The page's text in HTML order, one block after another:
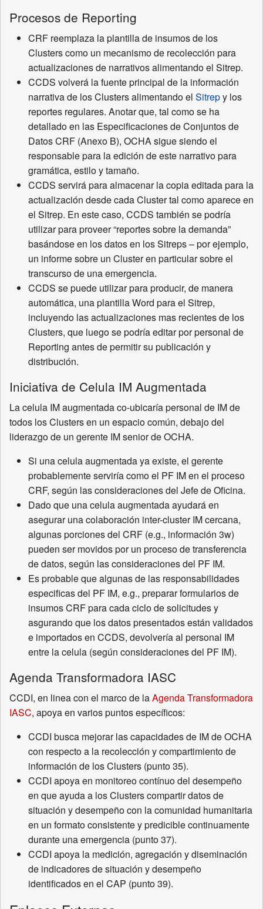
Procesos de Reporting
CRF reemplaza la plantilla de insumos de los
Clusters como un mecanismo de recolección para
actualizaciones de narrativos alimentando el Sitrep.
CCDS volverá la fuente principal de la información
narrativa de los Clusters alimentando el Sitrepy los
reportes regulares. Anotar que, tal como se ha
detallado en las Especificaciones de Conjuntos de
Datos CRF (Anexo B), OCHA sigue siendo el
responsable para la edición de este narrativo para
gramática, estilo y tamaño.
CCDS servirá para almacenar la copia editada para la
actualización desde cada Cluster tal como aparece en
el Sitrep. En este caso, CCDS también se podría
utilizar para proveer “reportes sobre la demanda”
basándose en los datos en los Sitreps – por ejemplo,
un informe sobre un Cluster en particular sobre el
transcurso de una emergencia.
CCDS se puede utilizar para producir, de manera
automática, una plantilla Word para el Sitrep,
incluyendo las actualizaciones mas recientes de los
Clusters, que luego se podría editar por personal de
Reporting antes de permitir su publicación y
distribución.
Iniciativa de Celula IM Augmentada
La celula IM augmentada co-ubicaría personal de IM de
todos los Clusters en un espacio común, debajo del
liderazgo de un gerente IM senior de OCHA.
Si una celula augmentada ya existe, el gerente
probablemente serviría como el PF IM en el proceso
CRF, según las consideraciones del Jefe de Oficina.
Dado que una celula augmentada ayudará en
asegurar una colaboración inter-cluster IM cercana,
algunas porciones del CRF (e.g., información 3w)
pueden ser movidos por un proceso de transferencia
de datos, según las consideraciones del PF IM.
Es probable que algunas de las responsabilidades
especificas del PF IM, e.g., preparar formularios de
insumos CRF para cada ciclo de solicitudes y
asgurando que los datos presentados están validados
e importados en CCDS, devolvería al personal IM
entre la celula (según consideraciones del PF IM).
Agenda Transformadora IASC
CCDI, en linea con el marco de laAgenda Transformadora
IASC, apoya en varios puntos específicos:
CCDI busca mejorar las capacidades de IM de OCHA
con respecto a la recolección y compartimiento de
información de los Clusters (punto 35).
CCDI apoya en monitoreo contínuo del desempeño
en que ayuda a los Clusters compartir datos de
situación y desempeño con la comunidad humanitaria
en un formato consistente y predicible continuamente
durante una emergencia (punto 37).
CCDI apoya la medición, agregación y diseminación
de indicadores de situación y desempeño
identificados en el CAP (punto 39).